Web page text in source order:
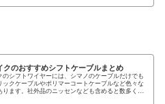
クのおすすめシフトケーブルまとめ
のシフトワイヤーには、シマノのケーブルだけでも
ックケーブルやポリマーコートケーブルなど色々な
ります。社外品のニッセンなども含めると数多くあ